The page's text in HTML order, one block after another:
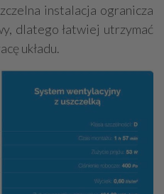
instalacja ogranicza
dlatego łatwiej utrzymać
układu.